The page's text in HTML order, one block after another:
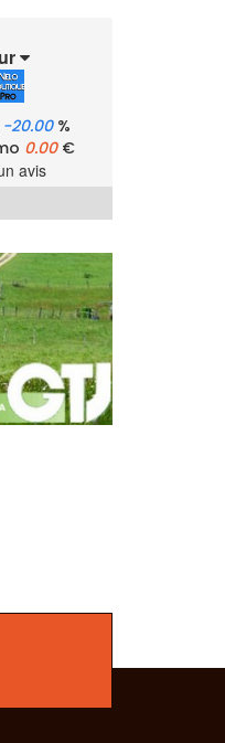
-20.00%
0.00€
avis